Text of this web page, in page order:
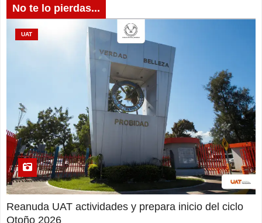
No te lo pierdas...
UAT
Reanuda UAT actividades y prepara inicio del ciclo
Otoño 2026